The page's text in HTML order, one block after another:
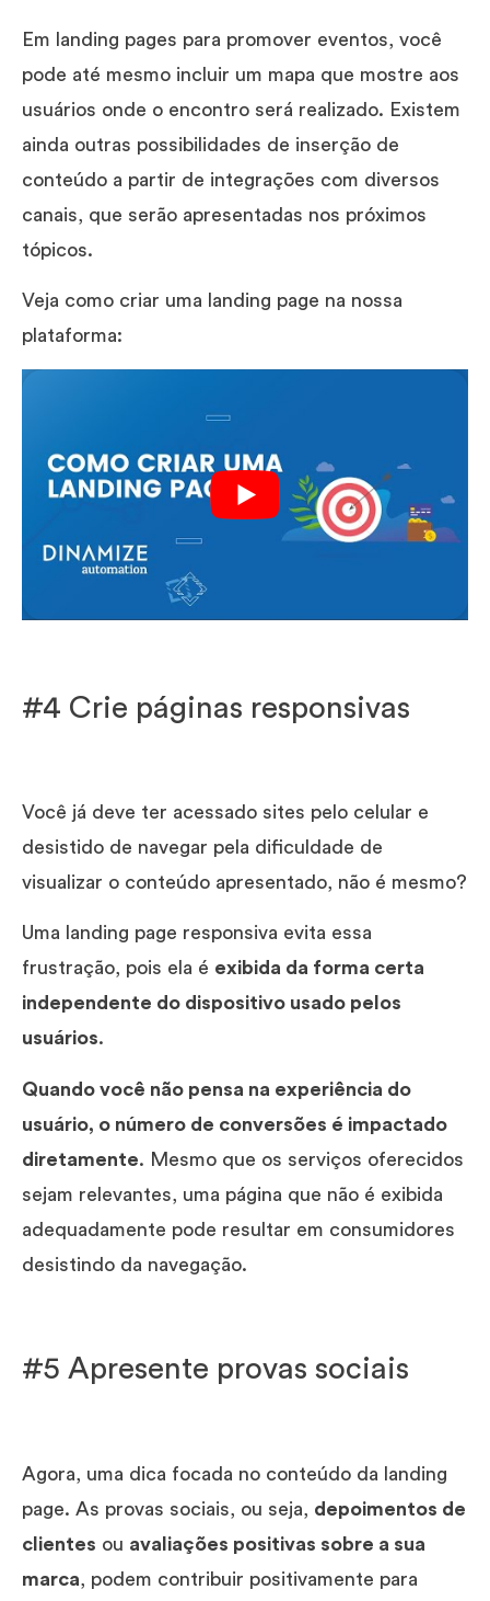
Em landing pages para promover eventos, você
pode até mesmo incluir um mapa que mostre aos
usuários onde o encontro será realizado. Existem
ainda outras possibilidades de inserção de
conteúdo a partir de integrações com diversos
canais, que serão apresentadas nos próximos
tópicos.
Veja como criar uma landing page na nossa
plataforma:
#4 Crie páginas responsivas
Você já deve ter acessado sites pelo celular e
desistido de navegar pela dificuldade de
visualizar o conteúdo apresentado, não é mesmo?
Uma landing page responsiva evita essa
frustração, pois ela é exibida da forma certa
independente do dispositivo usado pelos
usuários.
Quando você não pensa na experiência do
usuário, o número de conversões é impactado
diretamente. Mesmo que os serviços oferecidos
sejam relevantes, uma página que não é exibida
adequadamente pode resultar em consumidores
desistindo da navegação.
#5 Apresente provas sociais
Agora, uma dica focada no conteúdo da landing
page. As provas sociais, ou seja, depoimentos de
clientes ou avaliações positivas sobre a sua
marca , podem contribuir positivamente para